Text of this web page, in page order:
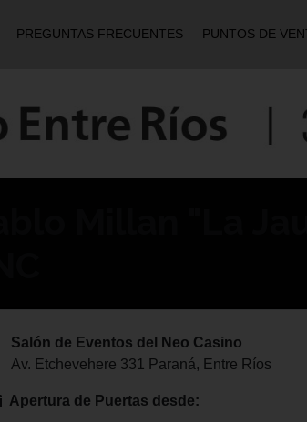
PREGUNTAS FRECUENTES PUNTOS DE
Salón de Eventos del Neo Casino
Av. Etchevehere 331 Paraná, Entre Ríos
Apertura de Puertas desde: